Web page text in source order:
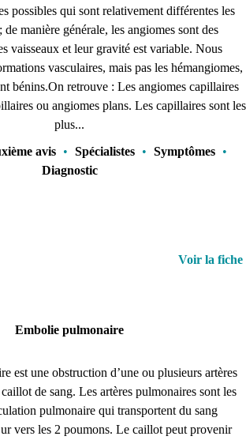
possibles qui sont relativement différentes les
de manière générale, les angiomes sont des
vaisseaux et leur gravité est variable. Nous
vasculaires, mais pas les hémangiomes,
bénins.On retrouve : Les angiomes capillaires
ou angiomes plans. Les capillaires sont les
plus...
avis • Spécialistes • Symptômes •
Diagnostic
Voir la fiche
Embolie pulmonaire
est une obstruction d’une ou plusieurs artères
de sang. Les artères pulmonaires sont les
pulmonaire qui transportent du sang
vers les 2 poumons. Le caillot peut provenir